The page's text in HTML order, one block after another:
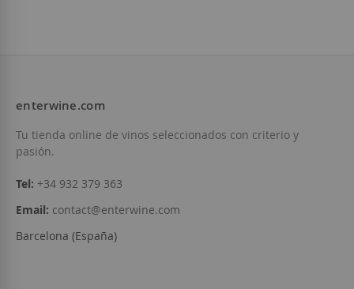
enterwine.com
Tu tienda online de vinos seleccionados con criterio y
pasión.
Tel: +34 932 379 363
Email: contact@enterwine.com
Barcelona (España)